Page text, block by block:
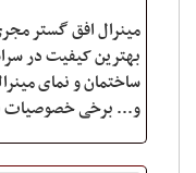
مینرال افق گستر
بهترین کیفیت در
ساختمان و نمای
و... برخی خصوصیات